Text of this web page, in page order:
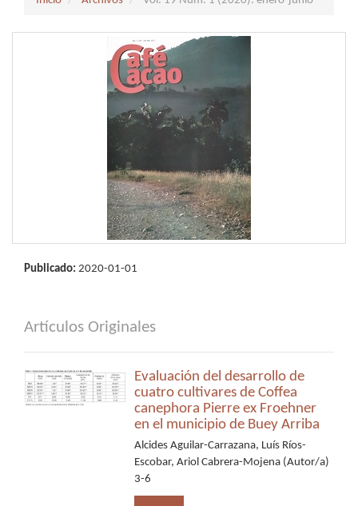
Publicado: 2020-01-01
Artículos Originales
Evaluación del desarrollo de
cuatro cultivares de Coffea
canephora Pierre ex Froehner
en el municipio de Buey Arriba
Alcides Aguilar-Carrazana, Luís Ríos-
Escobar, Ariol Cabrera-Mojena (Autor/a)
3-6